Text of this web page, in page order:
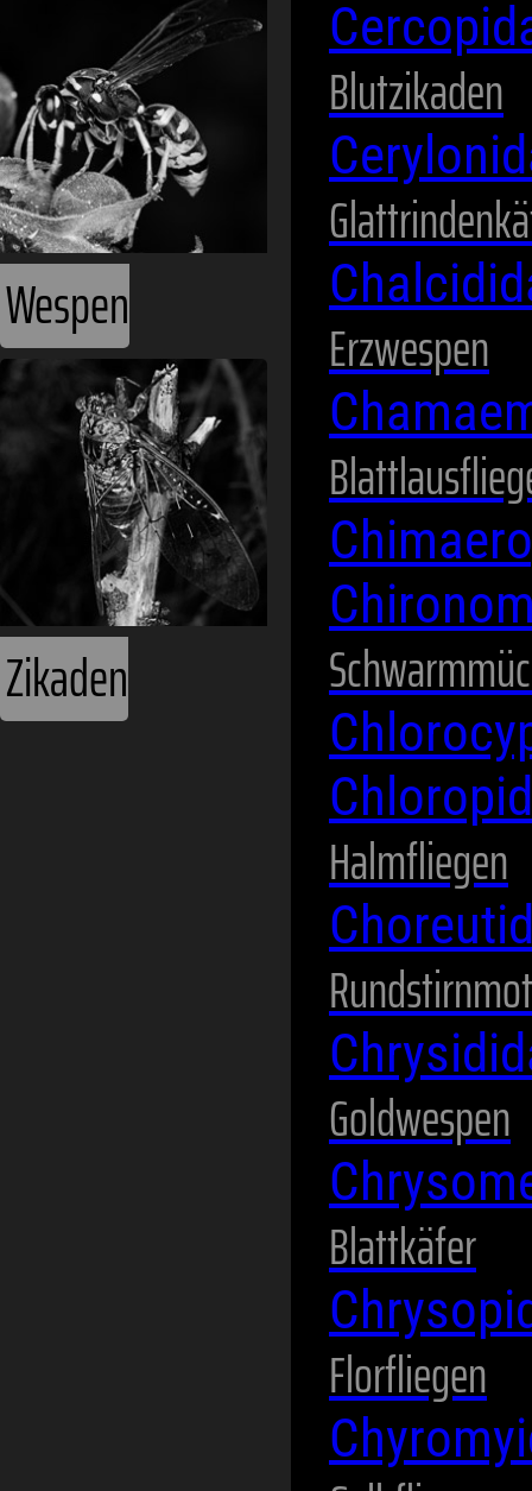
Wespen
Zikaden
Blutzikaden
Erzwespen
Halmfliegen
Goldwespen
Blattkäfer
Florfliegen